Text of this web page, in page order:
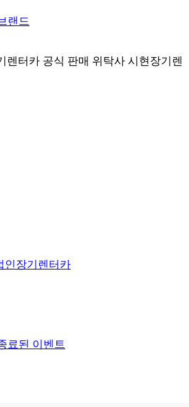
랜드
렌터카 공식 판매 위탁사 시현장기렌
인장기렌터카
료된 이벤트